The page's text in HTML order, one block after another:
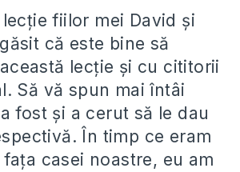
fiilor mei David şi
că este bine să
lecţie şi cu cititorii
Să vă spun mai întâi
fost şi a cerut să le dau
În timp ce eram
casei noastre, eu am